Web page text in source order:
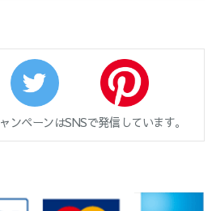
ンペーンはSNSで発信しています。